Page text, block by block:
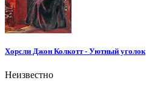
Хорсли Джон Колкотт - Уютный уголок
Неизвестно